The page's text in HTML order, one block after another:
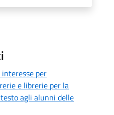
per
e librerie per la
agli alunni delle